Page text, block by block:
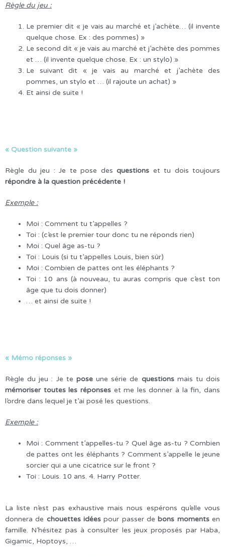
Règle du jeu :
Le premier dit « je vais au marché et j’achète… (il invente
quelque chose. Ex : des pommes) »
Le second dit « je vais au marché et j’achète des pommes
et … (il invente quelque chose. Ex : un stylo) »
Le suivant dit « je vais au marché et j’achète des
pommes, un stylo et … (il rajoute un achat) »
Et ainsi de suite !
« Question suivante »
Règle du jeu : Je te pose des questions et tu dois toujours
répondre à la question précédente !
Exemple :
Moi : Comment tu t’appelles ?
Toi : (c’est le premier tour donc tu ne réponds rien)
Moi : Quel âge as-tu ?
Toi : Louis (si tu t’appelles Louis, bien sûr)
Moi : Combien de pattes ont les éléphants ?
Toi : 10 ans (à nouveau, tu auras compris que c’est ton
âge que tu dois donner)
… et ainsi de suite !
« Mémo réponses »
Règle du jeu : Je te poseune série de questionsmais tu dois
mémoriser toutes les réponses et me les donner à la fin, dans
l’ordre dans lequel je t’ai posé les questions.
Exemple :
Moi : Comment t’appelles-tu ? Quel âge as-tu ? Combien
de pattes ont les éléphants ? Comment s’appelle le jeune
sorcier qui a une cicatrice sur le front ?
Toi : Louis. 10 ans. 4. Harry Potter.
La liste n’est pas exhaustive mais nous espérons qu’elle vous
donnera de chouettes idées pour passer debons momentsen
famille. N’hésitez pas à consulter les jeux proposés par Haba,
Gigamic, Hoptoys, …